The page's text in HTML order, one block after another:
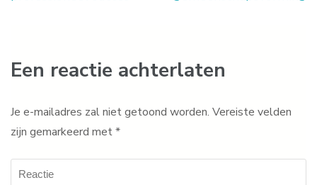
Een reactie achterlaten
Je e-mailadres zal niet getoond worden. Vereiste velden
zijn gemarkeerd met*
Reactie